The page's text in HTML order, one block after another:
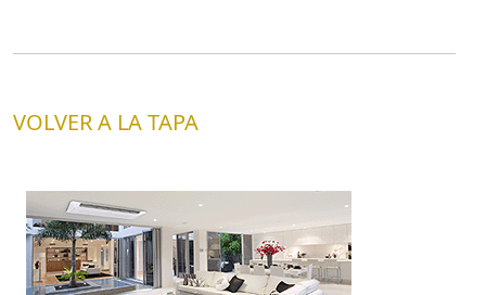
VOLVER A LA TAPA